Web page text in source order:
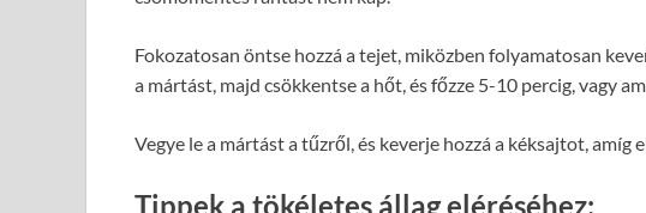
Fokozatosan öntse hozzá a tejet, miközben folyamatosan
a mártást, majd csökkentse a hőt, és főzze 5-10 percig, vagy
Vegye le a mártást a tűzről, és keverje hozzá a kéksajtot, amíg
Tippek a tökéletes állag eléréséhez: